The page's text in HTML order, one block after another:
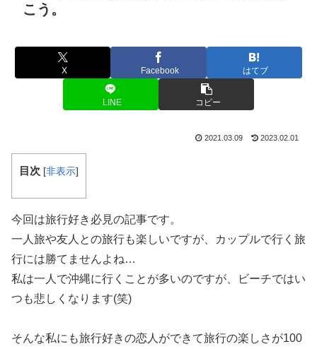
こう。
X Facebook はてブ
LINE コピー
2021.03.09 2023.02.01
目次 [非表示]
今回は旅行好き必見の記事です。
一人旅や友人との旅行も楽しいですが、カップルで行く旅
行には勝てませんよね…
私は一人で沖縄に行くことが多いのですが、ビーチではい
つも悲しくなります(笑)
そんな私にも旅行好きの恋人ができて旅行の楽しさが100